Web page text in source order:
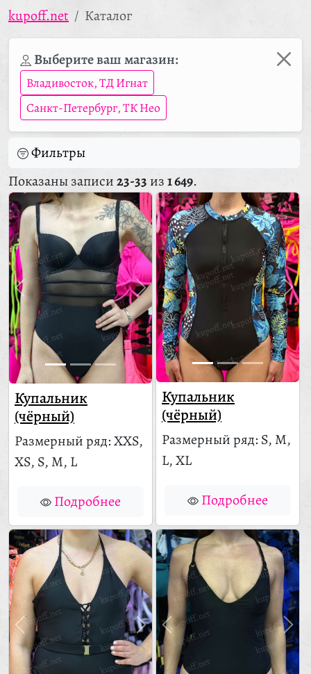
kupoff.net Каталог
Выберите ваш магазин:
Владивосток, ТД Игнат
Санкт-Петербург, ТК Нео
Фильтры
Показаны записи23-33 из1 649.
Купальник
(чёрный)
Размерный ряд: XXS,
XS, S, M, L
Подробнее
Купальник
(чёрный)
Размерный ряд: S, M,
L, XL
Подробнее